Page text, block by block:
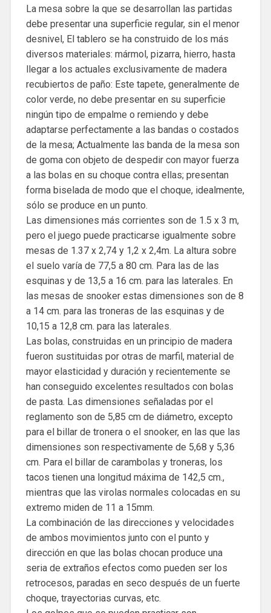
La mesa sobre la que se desarrollan las partidas
debe presentar una superficie regular, sin el menor
desnivel, El tablero se ha construido de los más
diversos materiales: mármol, pizarra, hierro, hasta
llegar a los actuales exclusivamente de madera
recubiertos de paño: Este tapete, generalmente de
color verde, no debe presentar en su superficie
ningún tipo de empalme o remiendo y debe
adaptarse perfectamente a las bandas o costados
de la mesa; Actualmente las banda de la mesa son
de goma con objeto de despedir con mayor fuerza
a las bolas en su choque contra ellas; presentan
forma biselada de modo que el choque, idealmente,
sólo se produce en un punto.
Las dimensiones más corrientes son de 1.5 x 3 m,
pero el juego puede practicarse igualmente sobre
mesas de 1.37 x 2,74 y 1,2 x 2,4m. La altura sobre
el suelo varía de 77,5 a 80 cm. Para las de las
esquinas y de 13,5 a 16 cm. para las laterales. En
las mesas de snooker estas dimensiones son de 8
a 14 cm. para las troneras de las esquinas y de
10,15 a 12,8 cm. para las laterales.
Las bolas, construidas en un principio de madera
fueron sustituidas por otras de marfil, material de
mayor elasticidad y duración y recientemente se
han conseguido excelentes resultados con bolas
de pasta. Las dimensiones señaladas por el
reglamento son de 5,85 cm de diámetro, excepto
para el billar de tronera o el snooker, en las que las
dimensiones son respectivamente de 5,68 y 5,36
cm. Para el billar de carambolas y troneras, los
tacos tienen una longitud máxima de 142,5 cm.,
mientras que las virolas normales colocadas en su
extremo miden de 11 a 15mm.
La combinación de las direcciones y velocidades
de ambos movimientos junto con el punto y
dirección en que las bolas chocan produce una
seria de extraños efectos como pueden ser los
retrocesos, paradas en seco después de un fuerte
choque, trayectorias curvas, etc.